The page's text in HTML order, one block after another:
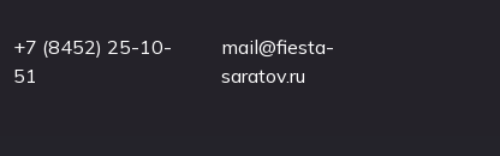
+7 (8452) 25-10-
51
mail@fiesta-
saratov.ru